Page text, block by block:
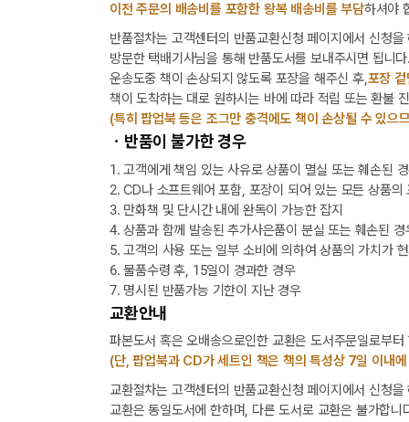
이전 주문의 배송비를 포함한 왕복 배송비를 부담하셔야
반품절차는 고객센터의 반품교환신청 페이지에서 신청
방문한 택배기사님을 통해 반품도서를 보내주시면 됩니
운송도중 책이 손상되지 않도록 포장을 해주신 후,포장
책이 도착하는 대로 원하시는 바에 따라 적립 또는 환불
(특히 팝업북 등은 조그만 충격에도 책이 손상될 수 있으
ㆍ반품이 불가한 경우
1. 고객에게 책임 있는 사유로 상품이 멸실 또는 훼손된
2. CD나 소프트웨어 포함, 포장이 되어 있는 모든 상품의
3. 만화책 및 단시간 내에 완독이 가능한 잡지
4. 상품과 함께 발송된 추가사은품이 분실 또는 훼손된 경
5. 고객의 사용 또는 일부 소비에 의하여 상품의 가치가
6. 물품수령 후, 15일이 경과한 경우
7. 명시된 반품가능 기한이 지난 경우
교환안내
파본도서 혹은 오배송으로인한 교환은 도서주문일로부
(단, 팝업북과 CD가 세트인 책은 책의 특성상 7일 이내
교환절차는 고객센터의 반품교환신청 페이지에서 신청
교환은 동일도서에 한하며, 다른 도서로 교환은 불가합니